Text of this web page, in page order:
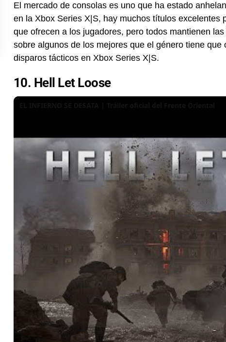
El mercado de consolas es uno que ha estado
en la Xbox Series X|S, hay muchos títulos
que ofrecen a los jugadores, pero todos mantienen
sobre algunos de los mejores que el género tiene
disparos tácticos en Xbox Series X|S.
10. Hell Let Loose